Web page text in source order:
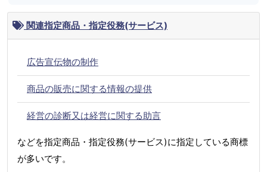
関連指定商品・指定役務(サービス)
広告宣伝物の制作
商品の販売に関する情報の提供
経営の診断又は経営に関する助言
などを指定商品・指定役務(サービス)に指定している商標
が多いです。